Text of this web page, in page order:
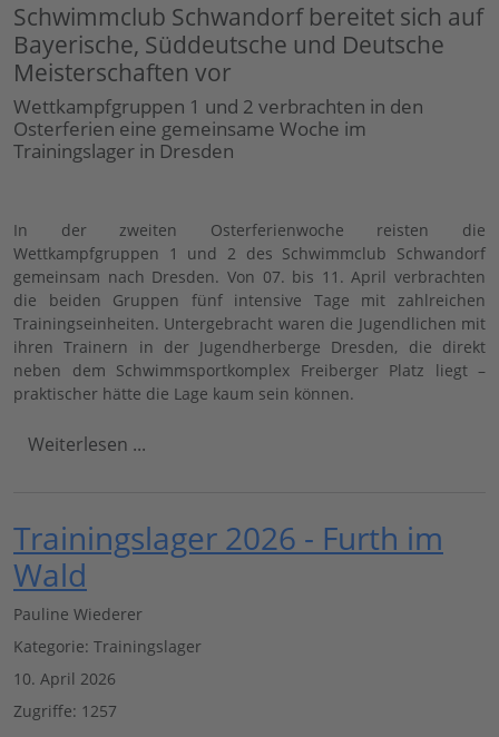
Schwimmclub Schwandorf bereitet sich auf
Bayerische, Süddeutsche und Deutsche
Meisterschaften vor
Wettkampfgruppen 1 und 2 verbrachten in den
Osterferien eine gemeinsame Woche im
Trainingslager in Dresden
In der zweiten Osterferienwoche reisten die
Wettkampfgruppen 1 und 2 des Schwimmclub Schwandorf
gemeinsam nach Dresden. Von 07. bis 11. April verbrachten
die beiden Gruppen fünf intensive Tage mit zahlreichen
Trainingseinheiten. Untergebracht waren die Jugendlichen mit
ihren Trainern in der Jugendherberge Dresden, die direkt
neben dem Schwimmsportkomplex Freiberger Platz liegt –
praktischer hätte die Lage kaum sein können.
Weiterlesen ...
Trainingslager 2026 - Furth im
Wald
Pauline Wiederer
Kategorie: Trainingslager
10. April 2026
Zugriffe: 1257